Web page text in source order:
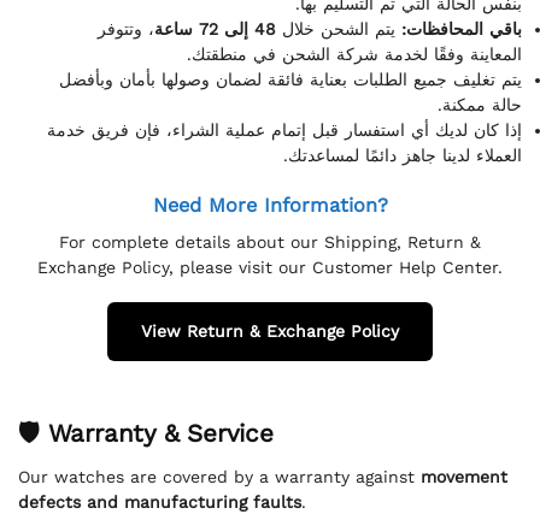
باقي المحافظات: يتم الشحن خلال 48 إلى 72 ساعة
، وتتوفر
المعاينة وفقًا لخدمة شركة الشحن في منطقتك.
يتم تغليف جميع الطلبات بعناية فائقة لضمان وصولها بأمان وبأفضل
حالة ممكنة.
إذا كان لديك أي استفسار قبل إتمام عملية الشراء، فإن فريق خدمة
العملاء لدينا جاهز دائمًا لمساعدتك.
Need More Information?
For complete details about our Shipping, Return &
Exchange Policy, please visit our Customer Help Center.
View Return & Exchange Policy
🛡 Warranty & Service
Our watches are covered by a warranty against movement
defects and manufacturing faults.